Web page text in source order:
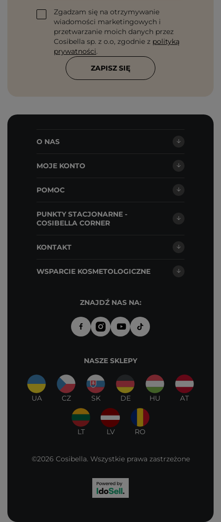
Zgadzam się na otrzymywanie
wiadomości marketingowych i
przetwarzanie moich danych przez
Cosibella sp. z o.o, zgodnie z polityką
prywatności.
ZAPISZ SIĘ
O NAS
MOJE KONTO
POMOC
PUNKTY STACJONARNE -
COSIBELLA CORNER
KONTAKT
WSPARCIE KOSMETOLOGICZNE
ZNAJDŹ NAS NA:
NASZE SKLEPY
UA CZ SK DE HU AT
LT LV RO
©2026 Cosibella. Wszystkie prawa zastrzeżone